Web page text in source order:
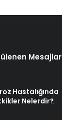
Mesajlar
Hastalığında
Nelerdir?